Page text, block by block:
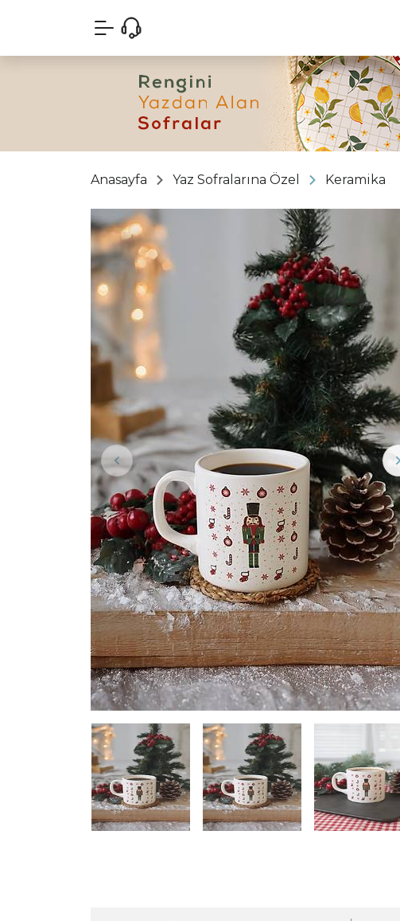
Anasayfa Yaz Sofralarına Özel Keramika